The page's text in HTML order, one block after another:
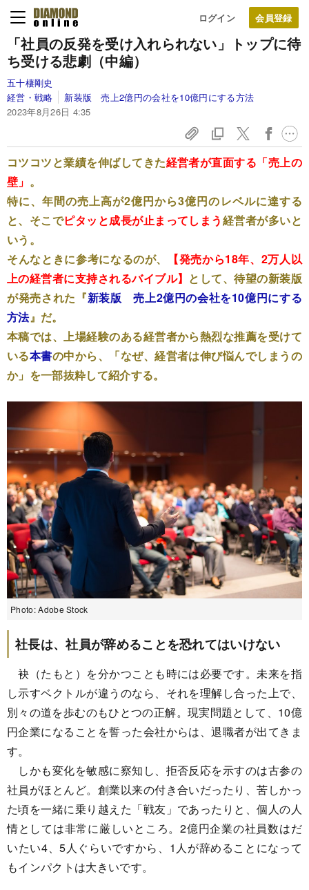
ログイン
「社員の反発を受け入れられない」トップに待
ち受ける悲劇（中編）
五十棲剛史
経営・戦略
新装版 売上2億円の会社を10億円にする方法
2023年8月26日 4:35
コツコツと業績を伸ばしてきた経営者が直面する「売上の
壁」 。
特に、年間の売上高が2億円から3億円のレベルに達する
と、そこでピタッと成長が止まってしまう経営者が多いと
いう。
そんなときに参考になるのが、
【発売から18年、2万人以
上の経営者に支持されるバイブル】 として、待望の新装版
が発売された『新装版 売上2億円の会社を10億円にする
方法』だ。
本稿では、上場経験のある経営者から熱烈な推薦を受けて
いる本書の中から、「なぜ、経営者は伸び悩んでしまうの
か」を一部抜粋して紹介する。
Photo: Adobe Stock
社長は、社員が辞めることを恐れてはいけない
袂（たもと）を分かつことも時には必要です。未来を指
し示すベクトルが違うのなら、それを理解し合った上で、
別々の道を歩むのもひとつの正解。現実問題として、10億
円企業になることを誓った会社からは、退職者が出てきま
す。
しかも変化を敏感に察知し、拒否反応を示すのは古参の
社員がほとんど。創業以来の付き合いだったり、苦しかっ
た頃を一緒に乗り越えた「戦友」であったりと、個人の人
情としては非常に厳しいところ。2億円企業の社員数はだ
いたい4、5人ぐらいですから、1人が辞めることになって
もインパクトは大きいです。